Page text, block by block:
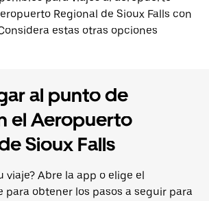
Regional de Sioux Falls con
estas otras opciones
al punto de
el Aeropuerto
Sioux Falls
viaje? Abre la app o elige el
para obtener los pasos a seguir para